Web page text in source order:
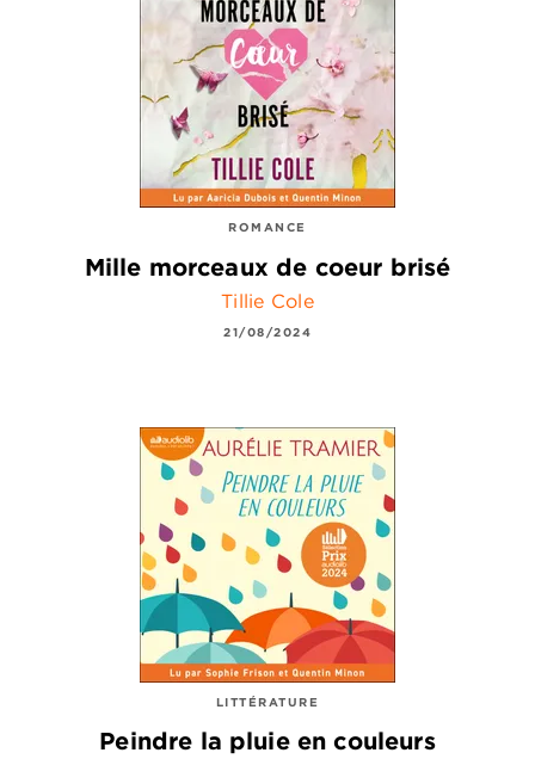
ROMANCE
Mille morceaux de coeur brisé
Tillie Cole
21/08/2024
LITTÉRATURE
Peindre la pluie en couleurs